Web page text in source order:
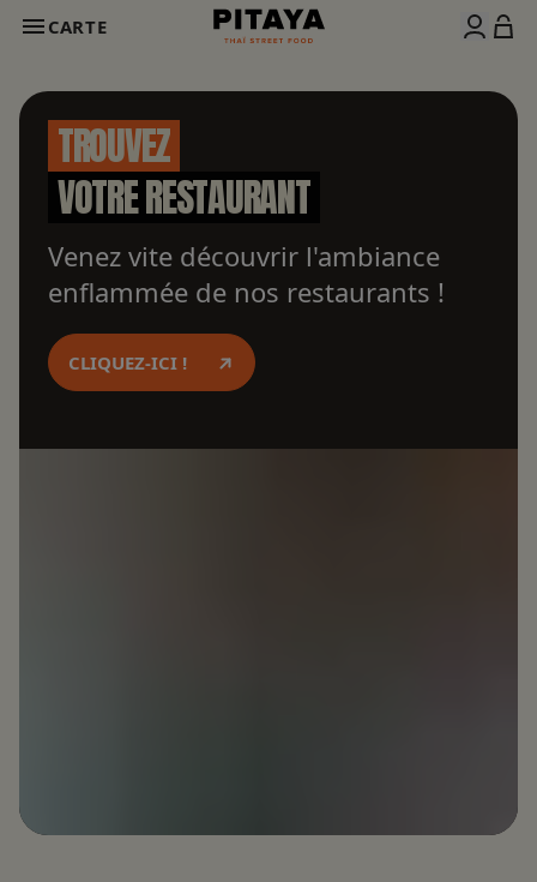
CARTE
TROUVEZ
VOTRE RESTAURANT
Venez vite découvrir l'ambiance
enflammée de nos restaurants !
CLIQUEZ-ICI !